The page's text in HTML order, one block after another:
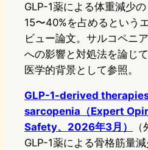
GLP-1薬による体重減少
15〜40%を占めるという
ビュー論文。サルコペニ
への影響と対処法を論じ
医学的背景として参照。
GLP-1-derived
sarcopenia（Expert
Safety、2026年3月）
GLP-1薬による骨格筋量